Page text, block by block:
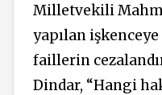
Milletvekili
yapılan
faillerin
Dindar, “Hangi